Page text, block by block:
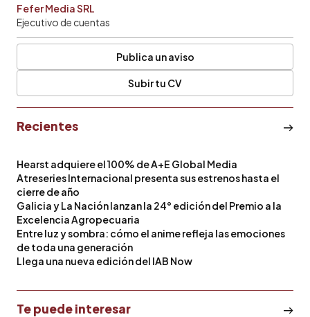
Fefer Media SRL
Ejecutivo de cuentas
Publica un aviso
Subir tu CV
Recientes
Hearst adquiere el 100% de A+E Global Media
Atreseries Internacional presenta sus estrenos hasta el
cierre de año
Galicia y La Nación lanzan la 24° edición del Premio a la
Excelencia Agropecuaria
Entre luz y sombra: cómo el anime refleja las emociones
de toda una generación
Llega una nueva edición del IAB Now
Te puede interesar